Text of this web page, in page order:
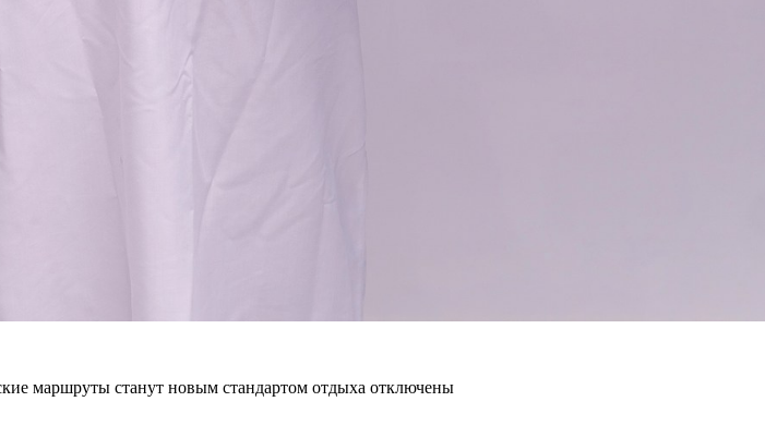
маршруты станут новым стандартом отдыха отключены